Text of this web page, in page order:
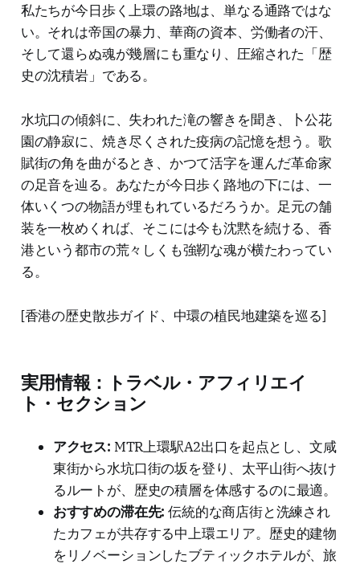
私たちが今日歩く上環の路地は、単なる通路ではな
い。それは帝国の暴力、華商の資本、労働者の汗、
そして還らぬ魂が幾層にも重なり、圧縮された「歴
史の沈積岩」である。
水坑口の傾斜に、失われた滝の響きを聞き、卜公花
園の静寂に、焼き尽くされた疫病の記憶を想う。歌
賦街の角を曲がるとき、かつて活字を運んだ革命家
の足音を辿る。あなたが今日歩く路地の下には、一
体いくつの物語が埋もれているだろうか。足元の舗
装を一枚めくれば、そこには今も沈黙を続ける、香
港という都市の荒々しくも強靭な魂が横たわってい
る。
[香港の歴史散歩ガイド、中環の植民地建築を巡る]
実用情報：トラベル・アフィリエイ
ト・セクション
アクセス: MTR上環駅A2出口を起点とし、文咸
東街から水坑口街の坂を登り、太平山街へ抜け
るルートが、歴史の積層を体感するのに最適。
おすすめの滞在先: 伝統的な商店街と洗練され
たカフェが共存する中上環エリア。歴史的建物
をリノベーションしたブティックホテルが、旅